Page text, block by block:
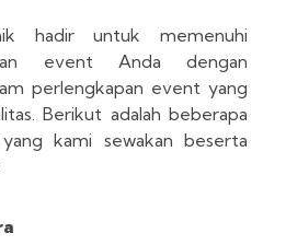
hadir untuk memenuhi
event Anda dengan
perlengkapan event yang
Berikut adalah beberapa
kami sewakan beserta